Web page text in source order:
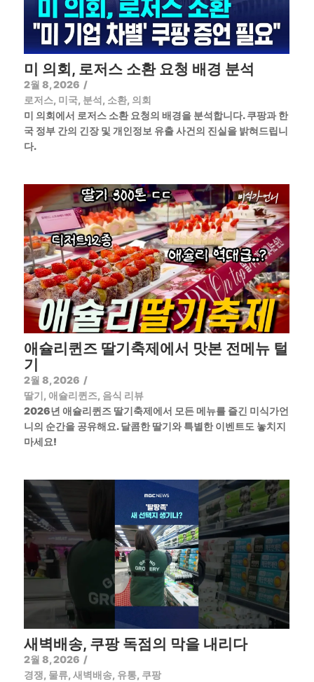
미 의회, 로저스 소환 요청 배경 분석
2월 8, 2026 /
로저스, 미국, 분석, 소환, 의회
미 의회에서 로저스 소환 요청의 배경을 분석합니다. 쿠팡과 한
국 정부 간의 긴장 및 개인정보 유출 사건의 진실을 밝혀드립니
다.
애슐리퀸즈 딸기축제에서 맛본 전메뉴 털
기
2월 8, 2026 /
딸기, 애슐리퀸즈, 음식 리뷰
2026년 애슐리퀸즈 딸기축제에서 모든 메뉴를 즐긴 미식가언
니의 순간을 공유해요. 달콤한 딸기와 특별한 이벤트도 놓치지
마세요!
새벽배송, 쿠팡 독점의 막을 내리다
2월 8, 2026 /
경쟁, 물류, 새벽배송, 유통, 쿠팡